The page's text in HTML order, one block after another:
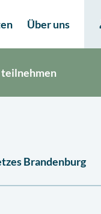
Über uns
teilnehmen
Brandenburg